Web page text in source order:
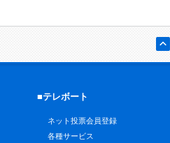
■テレボート
ネット投票会員登録
各種サービス